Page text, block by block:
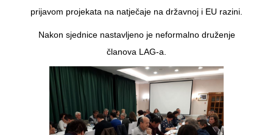
prijavom projekata na natječaje na državnoj i EU razini.
Nakon sjednice nastavljeno je neformalno druženje
članova LAG-a.